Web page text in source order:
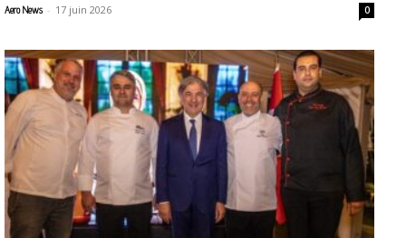
Aero News - 17 juin 2026 0